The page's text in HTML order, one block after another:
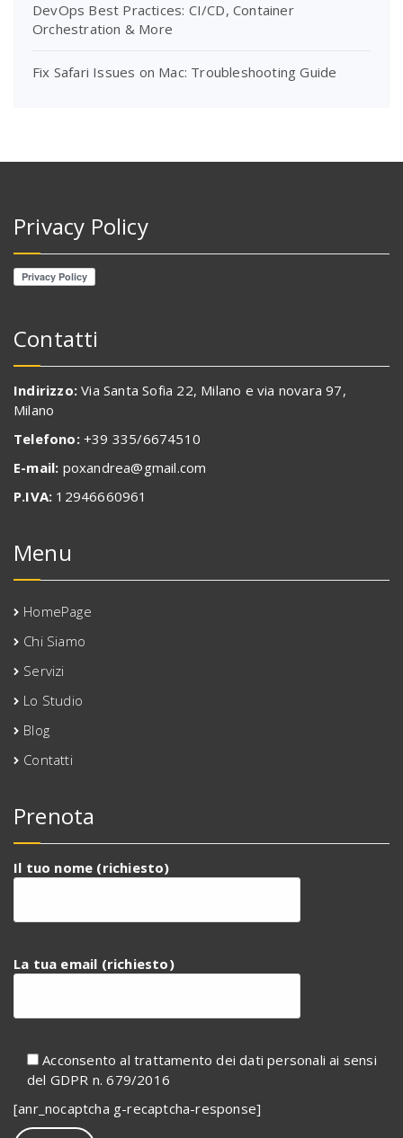
DevOps Best Practices: CI/CD, Container
Orchestration & More
Fix Safari Issues on Mac: Troubleshooting Guide
Privacy Policy
Contatti
Indirizzo: Via Santa Sofia 22, Milano e via novara 97,
Milano
Telefono:+39 335/6674510
E-mail: poxandrea@gmail.com
P.IVA: 12946660961
Menu
HomePage
Chi Siamo
Servizi
Lo Studio
Blog
Contatti
Prenota
Il tuo nome (richiesto)
La tua email (richiesto)
Acconsento al trattamento dei dati personali ai sensi
del GDPR n. 679/2016
[anr_nocaptcha g-recaptcha-response]